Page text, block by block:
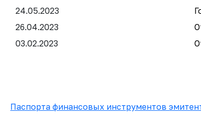
24.05.2023
26.04.2023
03.02.2023
Паспорта финансовых инструментов